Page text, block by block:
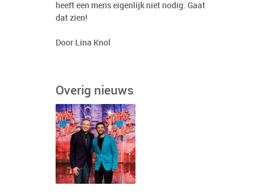
heeft een mens eigenlijk niet nodig. Gaat
dat zien!
Door Lina Knol
Overig nieuws